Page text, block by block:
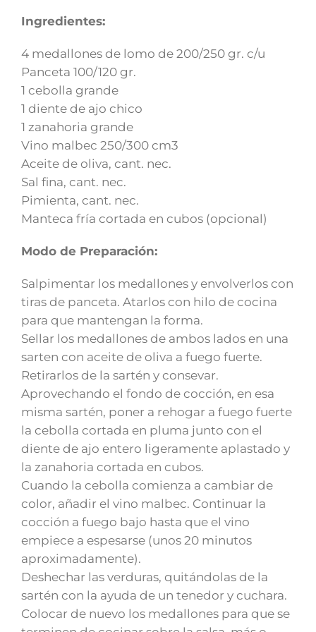
Ingredientes:
4 medallones de lomo de 200/250 gr. c/u
Panceta 100/120 gr.
1 cebolla grande
1 diente de ajo chico
1 zanahoria grande
Vino malbec 250/300 cm3
Aceite de oliva, cant. nec.
Sal fina, cant. nec.
Pimienta, cant. nec.
Manteca fría cortada en cubos (opcional)
Modo de Preparación:
Salpimentar los medallones y envolverlos con
tiras de panceta. Atarlos con hilo de cocina
para que mantengan la forma.
Sellar los medallones de ambos lados en una
sarten con aceite de oliva a fuego fuerte.
Retirarlos de la sartén y consevar.
Aprovechando el fondo de cocción, en esa
misma sartén, poner a rehogar a fuego fuerte
la cebolla cortada en pluma junto con el
diente de ajo entero ligeramente aplastado y
la zanahoria cortada en cubos.
Cuando la cebolla comienza a cambiar de
color, añadir el vino malbec. Continuar la
cocción a fuego bajo hasta que el vino
empiece a espesarse (unos 20 minutos
aproximadamente).
Deshechar las verduras, quitándolas de la
sartén con la ayuda de un tenedor y cuchara.
Colocar de nuevo los medallones para que se